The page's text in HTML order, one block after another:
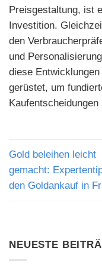
Preisgestaltung, ist
Investition.
den
und
diese
gerüstet, um
Gold beleihen leicht
gemacht:
den Goldankauf in
NEUESTE